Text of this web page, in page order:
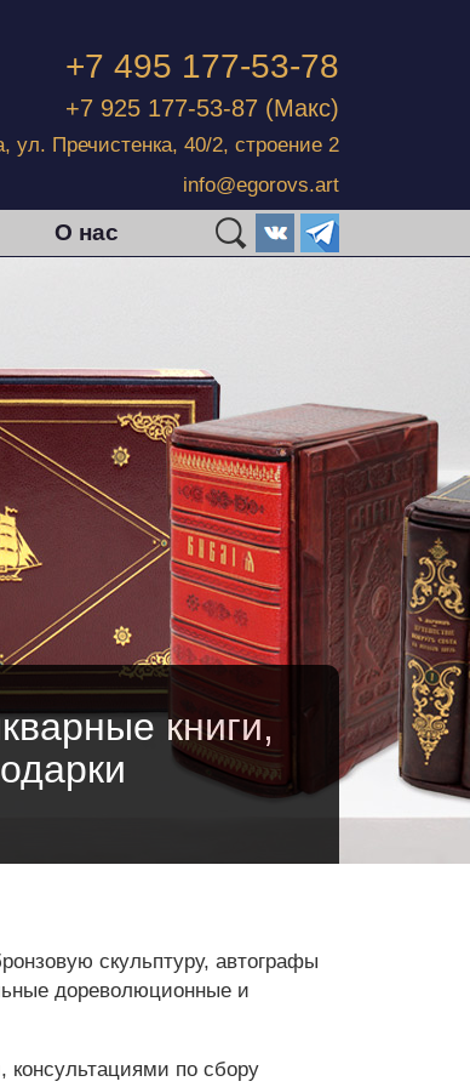
+7 495 177-53-78
+7 925 177-53-87 (Макс)
ул. Пречистенка, 40/2, строение 2
info@egorovs.art
О нас
книги,
(онлайн)
раритеты"
скульптуру, автографы
дореволюционные и
по сбору